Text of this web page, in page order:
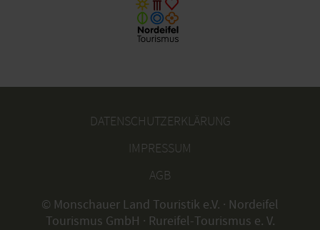
DATENSCHUTZERKLÄRUNG
IMPRESSUM
AGB
© Monschauer Land Touristik e.V. · Nordeifel
Tourismus GmbH · Rureifel-Tourismus e. V.